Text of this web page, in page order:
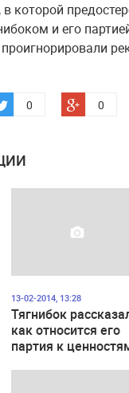
которой
и его
0 0
13-02-2014, 13:28
Тягнибок
как относится его
партия к